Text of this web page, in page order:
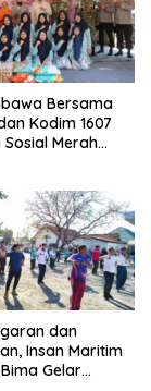
Bersama
Kodim 1607
Merah
dan
Insan Maritim
Gelar